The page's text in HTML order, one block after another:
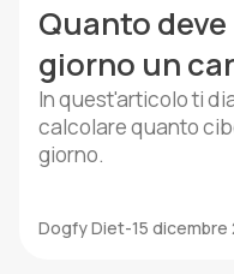
Quanto
giorno un
In quest'articolo ti
calcolare quanto
giorno.
Dogfy Diet-15 dicembre